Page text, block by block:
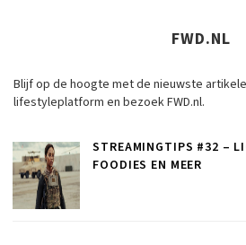
FWD.NL
Blijf op de hoogte met de nieuwste
lifestyleplatform en bezoek FWD.nl.
STREAMINGTIPS #32 –
FOODIES EN MEER